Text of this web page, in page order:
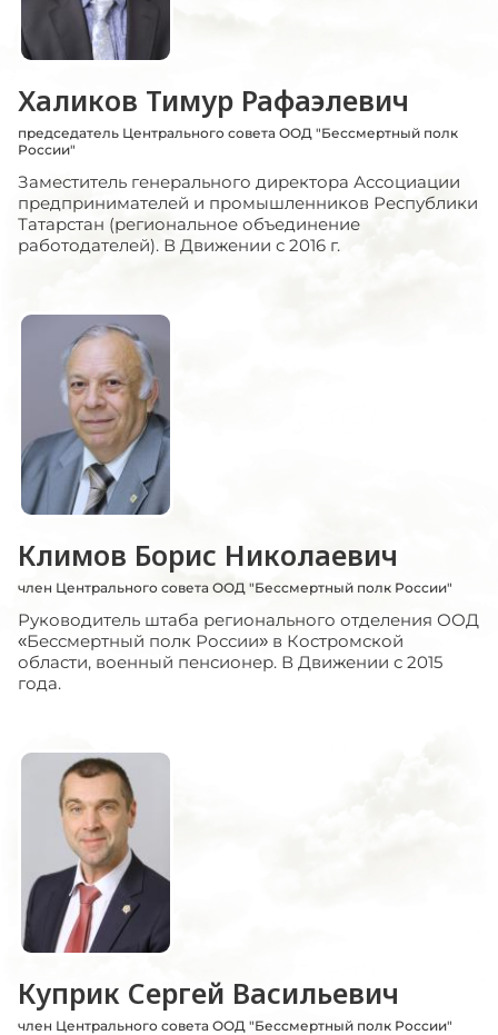
Халиков Тимур Рафаэлевич
председатель Центрального совета ООД "Бессмертный полк
России"
Заместитель генерального директора Ассоциации
предпринимателей и промышленников Республики
Татарстан (региональное объединение
работодателей). В Движении с 2016 г.
Климов Борис Николаевич
член Центрального совета ООД "Бессмертный полк России"
Руководитель штаба регионального отделения ООД
«Бессмертный полк России» в Костромской
области, военный пенсионер. В Движении с 2015
года.
Куприк Сергей Васильевич
член Центрального совета ООД "Бессмертный полк России"